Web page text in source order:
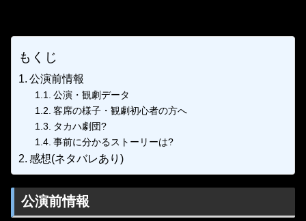
もくじ
公演前情報
公演・観劇データ
客席の様子・観劇初心者の方へ
タカハ劇団?
事前に分かるストーリーは?
感想(ネタバレあり)
公演前情報